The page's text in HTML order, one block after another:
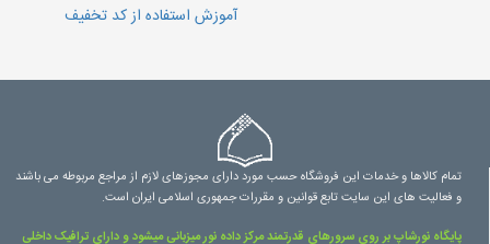
آموزش استفاده از کد تخفیف
تمام کالاها و خدمات این فروشگاه حسب مورد دارای مجوزهای لازم از مراجع مربوطه می باشند
و فعالیت های این سایت تابع قوانین و مقررات جمهوری اسلامی ایران است.
پایگاه نورشاپ بر روی سرورهای قدرتمند مرکز داده نور میزبانی میشود و دارای ترافیک داخلی